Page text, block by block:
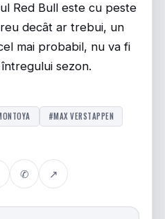
Red Bull este cu peste
decât ar trebui, un
mai probabil, nu va fi
sezon.
#MAX VERSTAPPEN
✆ ↗